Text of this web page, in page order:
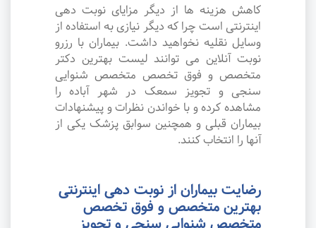
کاهش هزینه ها از دیگر مزایای نوبت دهی
اینترنتی است چرا که دیگر نیازی به استفاده از
وسایل نقلیه نخواهید داشت. بیماران با رزرو
نوبت آنلاین می توانند لیست بهترین دکتر
متخصص و فوق تخصص متخصص شنوایی
سنجی و تجویز سمعک در شهر آباده را
مشاهده کرده و با خواندن نظرات و پیشنهادات
بیماران قبلی و همچنین سوابق پزشک یکی از
آنها را انتخاب کنند.
رضایت بیماران از نوبت دهی اینترنتی
بهترین متخصص و فوق تخصص